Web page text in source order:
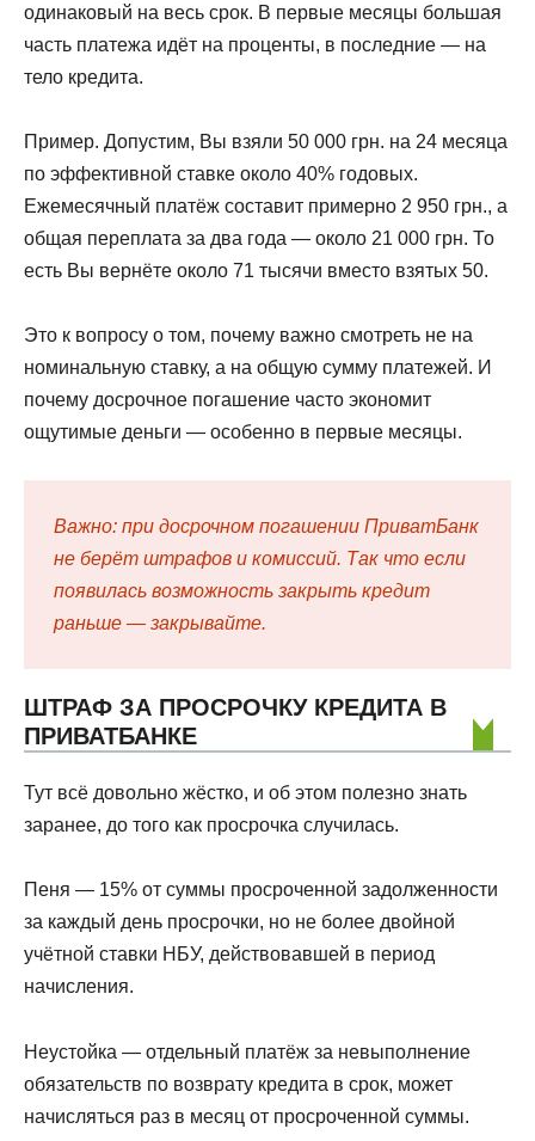
одинаковый на весь срок. В первые месяцы большая
часть платежа идёт на проценты, в последние — на
тело кредита.
Пример. Допустим, Вы взяли 50 000 грн. на 24 месяца
по эффективной ставке около 40% годовых.
Ежемесячный платёж составит примерно 2 950 грн., а
общая переплата за два года — около 21 000 грн. То
есть Вы вернёте около 71 тысячи вместо взятых 50.
Это к вопросу о том, почему важно смотреть не на
номинальную ставку, а на общую сумму платежей. И
почему досрочное погашение часто экономит
ощутимые деньги — особенно в первые месяцы.
Важно: при досрочном погашении ПриватБанк
не берёт штрафов и комиссий. Так что если
появилась возможность закрыть кредит
раньше — закрывайте.
ШТРАФ ЗА ПРОСРОЧКУ КРЕДИТА В
ПРИВАТБАНКЕ
Тут всё довольно жёстко, и об этом полезно знать
заранее, до того как просрочка случилась.
Пеня — 15% от суммы просроченной задолженности
за каждый день просрочки, но не более двойной
учётной ставки НБУ, действовавшей в период
начисления.
Неустойка — отдельный платёж за невыполнение
обязательств по возврату кредита в срок, может
начисляться раз в месяц от просроченной суммы.